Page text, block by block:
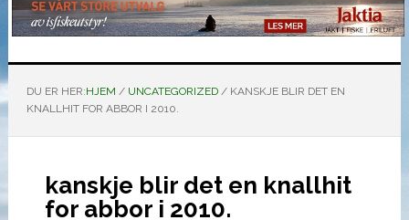
DU ER HER:HJEM / UNCATEGORIZED /KANSKJE BLIR DET EN
KNALLHIT FOR ABBOR I 2010.
kanskje blir det en knallhit
for abbor i 2010.